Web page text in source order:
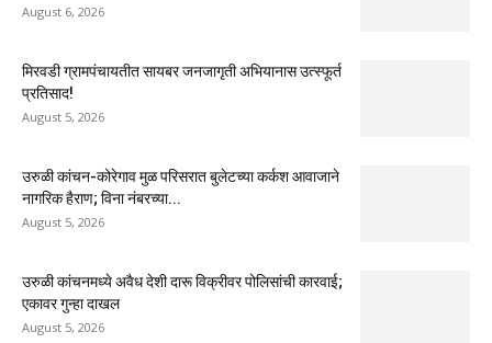
August 6, 2026
मिरवडी ग्रामपंचायतीत सायबर जनजागृती अभियानास उत्स्फूर्त
प्रतिसाद!
August 5, 2026
उरुळी कांचन-कोरेगाव मुळ परिसरात बुलेटच्या कर्कश आवाजाने
नागरिक हैराण; विना नंबरच्या...
August 5, 2026
उरुळी कांचनमध्ये अवैध देशी दारू विक्रीवर पोलिसांची कारवाई;
एकावर गुन्हा दाखल
August 5, 2026